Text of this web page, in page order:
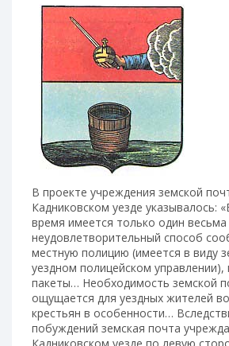
В проекте учреждения земской
Кадниковском уезде указывалось:
время имеется только один
неудовлетворительный способ
местную полицию (имеется в виду
уездном полицейском
пакеты… Необходимость земской
ощущается для уездных жителей
крестьян в особенности…
побуждений земская почта